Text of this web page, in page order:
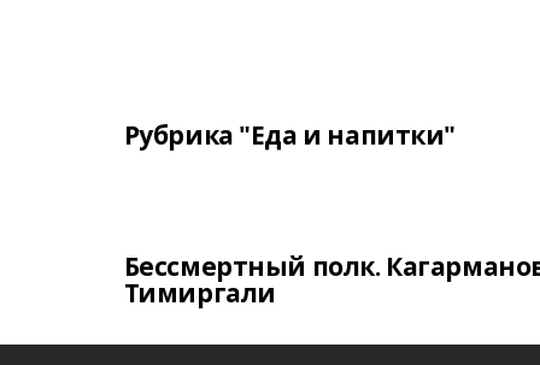
Рубрика "Еда и напитки"
Бессмертный полк.
Тимиргали